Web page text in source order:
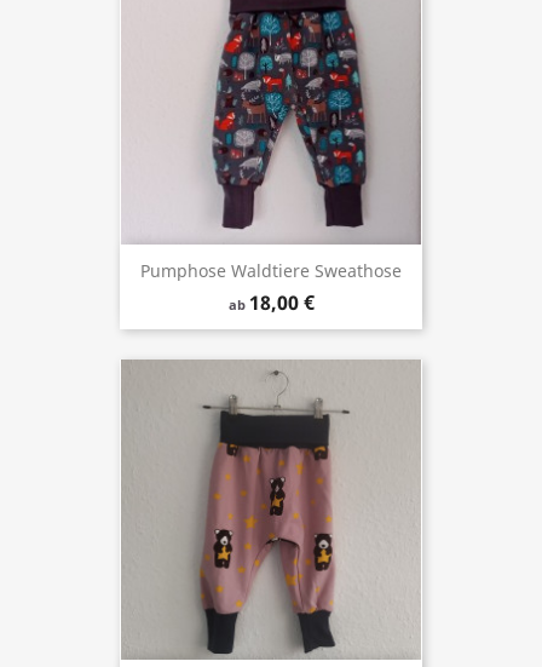
Pumphose Waldtiere Sweathose
ab 18,00 €